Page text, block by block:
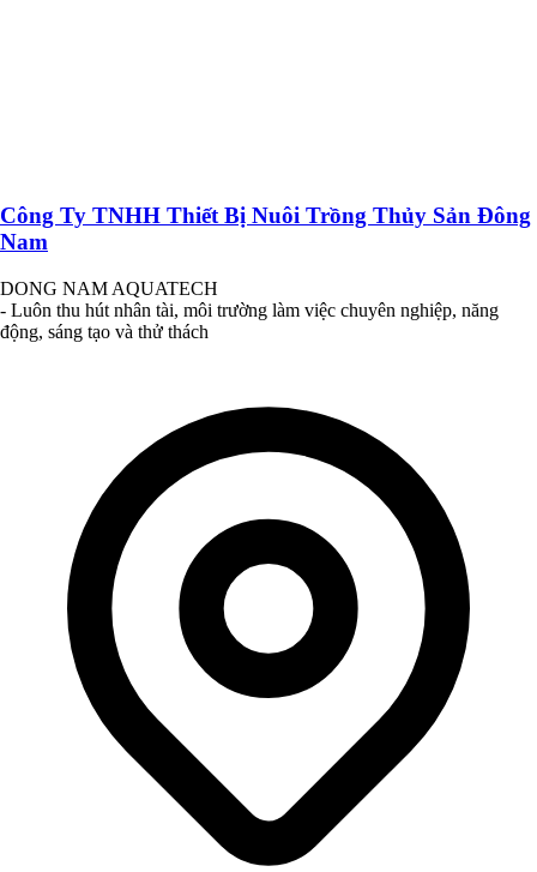
Công Ty TNHH Thiết Bị Nuôi Trồng Thủy Sản Đông
Nam
DONG NAM AQUATECH
- Luôn thu hút nhân tài, môi trường làm việc chuyên nghiệp, năng
động, sáng tạo và thử thách